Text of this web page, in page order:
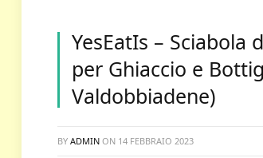
YesEatIs – Sciabola
per Ghiaccio e
Valdobbiadene)
BY ADMIN ON 14 FEBBRAIO 2023